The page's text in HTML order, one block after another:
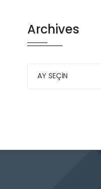
Archives